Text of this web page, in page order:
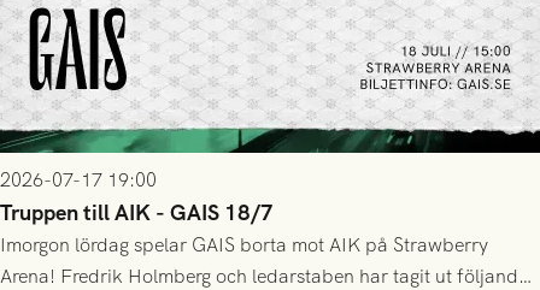
2026-07-17 19:00
Truppen till AIK - GAIS 18/7
Imorgon lördag spelar GAIS borta mot AIK på Strawberry
Arena! Fredrik Holmberg och ledarstaben har tagit ut följande